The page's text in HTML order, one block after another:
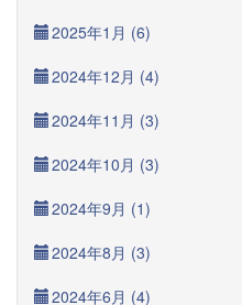
2025年1月 (6)
2024年12月 (4)
2024年11月 (3)
2024年10月 (3)
2024年9月 (1)
2024年8月 (3)
2024年6月 (4)